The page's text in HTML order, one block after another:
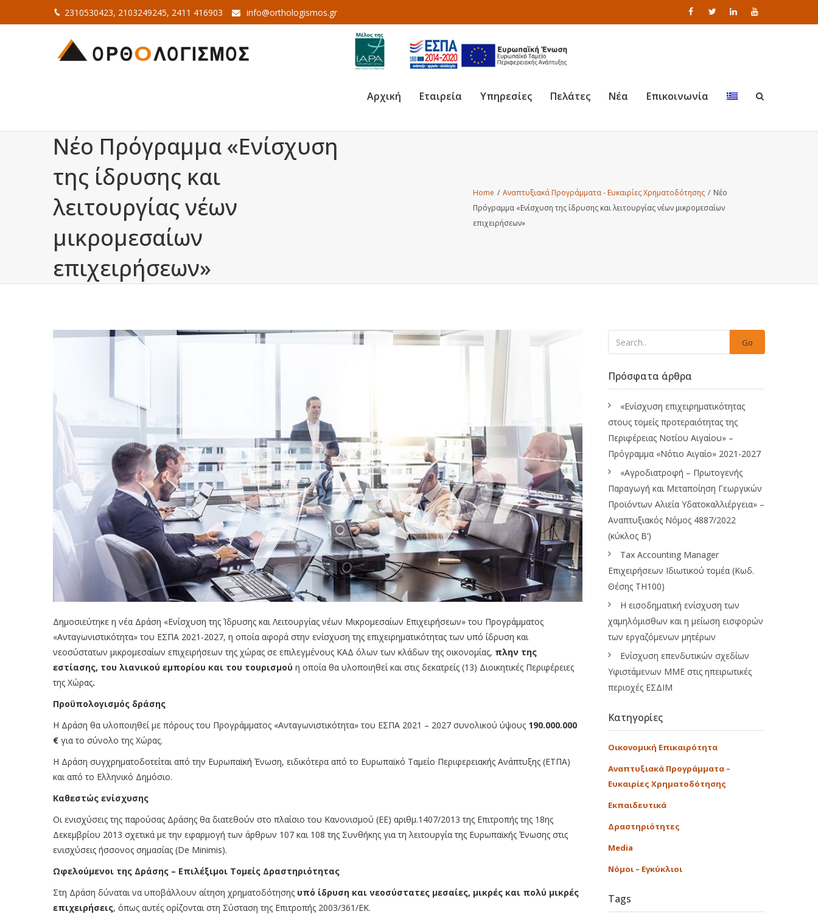
2310530423, 2103249245, 2411 416903 info@orthologismos.gr
Αρχική Εταιρεία Υπηρεσίες Πελάτες Νέα Επικοινωνία
Νέο Πρόγραμμα «Ενίσχυση
της ίδρυσης και
λειτουργίας νέων
μικρομεσαίων
επιχειρήσεων»
Home / Αναπτυξιακά Προγράμματα - Ευκαιρίες Χρηματοδότησης / Νέο
Πρόγραμμα «Ενίσχυση της ίδρυσης και λειτουργίας νέων μικρομεσαίων
επιχειρήσεων»
Δημοσιεύτηκε η νέα Δράση «Ενίσχυση της Ίδρυσης και Λειτουργίας νέων Μικρομεσαίων Επιχειρήσεων» του Προγράμματος
«Ανταγωνιστικότητα» του ΕΣΠΑ 2021-2027, η οποία αφορά στην ενίσχυση της επιχειρηματικότητας των υπό ίδρυση και
νεοσύστατων μικρομεσαίων επιχειρήσεων της χώρας σε επιλεγμένους ΚΑΔ όλων των κλάδων της οικονομίας, πλην της
εστίασης, του λιανικού εμπορίου και του τουρισμού η οποία θα υλοποιηθεί και στις δεκατρείς (13) Διοικητικές Περιφέρειες
της Χώρας.
Προϋπολογισμός δράσης
Η Δράση θα υλοποιηθεί με πόρους του Προγράμματος «Ανταγωνιστικότητα» του ΕΣΠΑ 2021 – 2027 συνολικού ύψους 190.000.000
€ για το σύνολο της Χώρας.
Η Δράση συγχρηματοδοτείται από την Ευρωπαϊκή Ένωση, ειδικότερα από το Ευρωπαϊκό Ταμείο Περιφερειακής Ανάπτυξης (ΕΤΠΑ)
και από το Ελληνικό Δημόσιο.
Καθεστώς ενίσχυσης
Οι ενισχύσεις της παρούσας Δράσης θα διατεθούν στο πλαίσιο του Κανονισμού (ΕΕ) αριθμ.1407/2013 της Επιτροπής της 18ης
Δεκεμβρίου 2013 σχετικά με την εφαρμογή των άρθρων 107 και 108 της Συνθήκης για τη λειτουργία της Ευρωπαϊκής Ένωσης στις
ενισχύσεις ήσσονος σημασίας (De Minimis).
Ωφελούμενοι της Δράσης – Επιλέξιμοι Τομείς Δραστηριότητας
Στη Δράση δύναται να υποβάλλουν αίτηση χρηματοδότησης υπό ίδρυση και νεοσύστατες μεσαίες, μικρές και πολύ μικρές
επιχειρήσεις, όπως αυτές ορίζονται στη Σύσταση της Επιτροπής 2003/361/ΕΚ.
Go
Πρόσφατα άρθρα
«Ενίσχυση επιχειρηματικότητας
στους τομείς προτεραιότητας της
Περιφέρειας Νοτίου Αιγαίου» –
Πρόγραμμα «Νότιο Αιγαίο» 2021-2027
«Αγροδιατροφή – Πρωτογενής
Παραγωγή και Μεταποίηση Γεωργικών
Προϊόντων Αλιεία Υδατοκαλλιέργεια» –
Αναπτυξιακός Νόμος 4887/2022
(κύκλος Β’)
Tax Accounting Manager
Επιχειρήσεων Ιδιωτικού τομέα (Κωδ.
Θέσης ΤΗ100)
Η εισοδηματική ενίσχυση των
χαμηλόμισθων και η μείωση εισφορών
των εργαζόμενων μητέρων
Ενίσχυση επενδυτικών σχεδίων
Υφιστάμενων ΜΜΕ στις ηπειρωτικές
περιοχές ΕΣΔΙΜ
Κατηγορίες
Οικονομική Επικαιρότητα
Αναπτυξιακά Προγράμματα –
Ευκαιρίες Χρηματοδότησης
Εκπαιδευτικά
Δραστηριότητες
Media
Νόμοι – Εγκύκλιοι
Tags